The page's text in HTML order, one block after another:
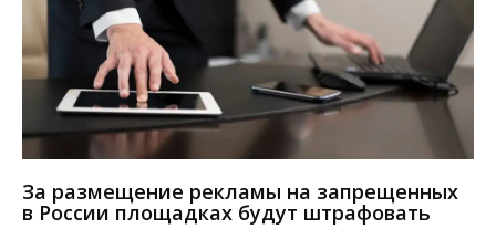
За размещение рекламы на запрещенных
в России площадках будут штрафовать